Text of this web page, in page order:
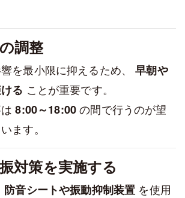
調整
を最小限に抑えるため、早朝や
る ことが重要です。
は8:00～18:00の間で行うのが望
ます。
対策を実施する
防音シートや振動抑制装置 を使用